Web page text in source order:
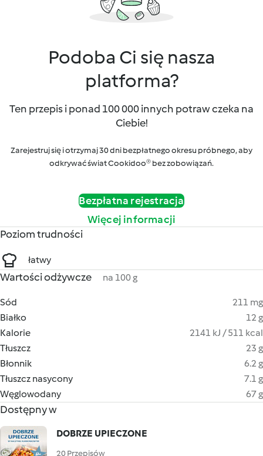
Podoba Ci się nasza
platforma?
Ten przepis i ponad 100 000 innych potraw czeka na
Ciebie!
Zarejestruj się i otrzymaj 30 dni bezpłatnego okresu próbnego, aby
odkrywać świat Cookidoo® bez zobowiązań.
Bezpłatna rejestracja
Więcej informacji
Poziom trudności
łatwy
Wartości odżywcze na 100 g
Sód
211 mg
Białko
12 g
Kalorie
2141 kJ / 511 kcal
Tłuszcz
23 g
Błonnik
6.2 g
Tłuszcz nasycony
7.1 g
Węglowodany
67 g
Dostępny w
DOBRZE UPIECZONE
20 Przepisów